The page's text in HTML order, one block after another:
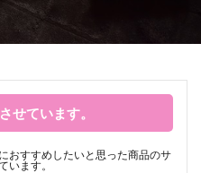
せています。
おすすめしたいと思った商品のサ
います。